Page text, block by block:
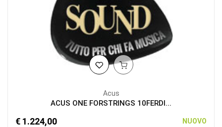
Acus
ACUS ONE FORSTRINGS 10FERDI...
€ 1.224,00 NUOVO